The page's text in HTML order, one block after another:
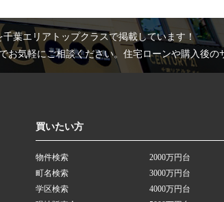
葉エリアトップクラスで掲載しています！
気軽にご相談ください。住宅ローンや購入後
買いたい方
物件検索
町名検索
学区検索
2000万円台
3000万円台
4000万円台